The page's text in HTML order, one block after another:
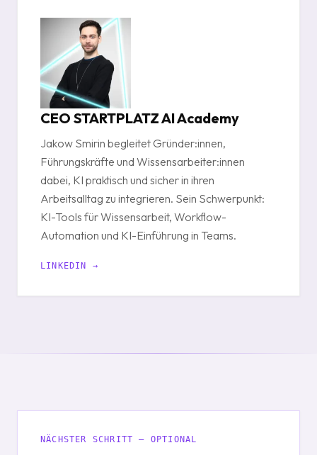
CEO STARTPLATZ AI Academy
Jakow Smirin begleitet Gründer:innen,
Führungskräfte und Wissensarbeiter:innen
dabei, KI praktisch und sicher in ihren
Arbeitsalltag zu integrieren. Sein Schwerpunkt:
KI-Tools für Wissensarbeit, Workflow-
Automation und KI-Einführung in Teams.
LINKEDIN →
NÄCHSTER SCHRITT — OPTIONAL